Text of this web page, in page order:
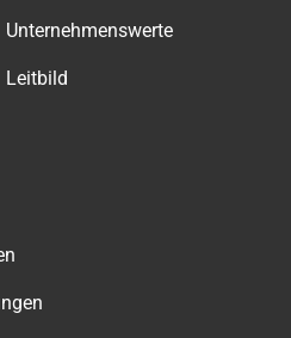
Unternehmenswerte
Leitbild